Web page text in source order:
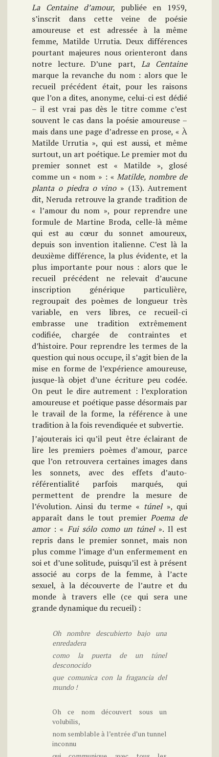
La Centaine d’amour, publiée en 1959,
s’inscrit dans cette veine de poésie
amoureuse et est adressée à la même
femme, Matilde Urrutia. Deux différences
pourtant majeures nous orienteront dans
notre lecture. D’une part, La Centaine
marque la revanche du nom : alors que le
recueil précédent était, pour les raisons
que l’on a dites, anonyme, celui-ci est dédié
– il est vrai pas dès le titre comme c’est
souvent le cas dans la poésie amoureuse –
mais dans une page d’adresse en prose, « À
Matilde Urrutia », qui est aussi, et même
surtout, un art poétique. Le premier mot du
premier sonnet est « Matilde », glosé
comme un « nom » : «Matilde, nombre de
planta o piedra o vino» (13). Autrement
dit, Neruda retrouve la grande tradition de
« l’amour du nom », pour reprendre une
formule de Martine Broda, celle-là même
qui est au cœur du sonnet amoureux,
depuis son invention italienne. C’est là la
deuxième différence, la plus évidente, et la
plus importante pour nous : alors que le
recueil précédent ne relevait d’aucune
inscription générique particulière,
regroupait des poèmes de longueur très
variable, en vers libres, ce recueil-ci
embrasse une tradition extrêmement
codifiée, chargée de contraintes et
d’histoire. Pour reprendre les termes de la
question qui nous occupe, il s’agit bien de la
mise en forme de l’expérience amoureuse,
jusque-là objet d’une écriture peu codée.
On peut le dire autrement : l’exploration
amoureuse et poétique passe désormais par
le travail de la forme, la référence à une
tradition à la fois revendiquée et subvertie.
J’ajouterais ici qu’il peut être éclairant de
lire les premiers poèmes d’amour, parce
que l’on retrouvera certaines images dans
les sonnets, avec des effets d’auto-
référentialité parfois marqués, qui
permettent de prendre la mesure de
l’évolution. Ainsi du terme « túnel», qui
apparaît dans le tout premierPoema de
amor: « Fui sólo como un túnel». Il est
repris dans le premier sonnet, mais non
plus comme l’image d’un enfermement en
soi et d’une solitude, puisqu’il est à présent
associé au corps de la femme, à l’acte
sexuel, à la découverte de l’autre et du
monde à travers elle (ce qui sera une
grande dynamique du recueil) :
Oh nombre descubierto bajo una
enredadera
como la puerta de un túnel
desconocido
que comunica con la fragancia del
mundo !
Oh ce nom découvert sous un
volubilis,
nom semblable à l’entrée d’un tunnel
inconnu